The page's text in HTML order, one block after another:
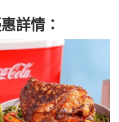
詳情：